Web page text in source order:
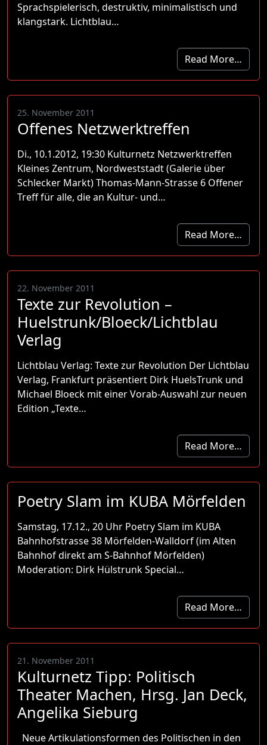
Sprachspielerisch, destruktiv, minimalistisch und
klangstark. Lichtblau…
Read More…
25. November 2011
Offenes Netzwerktreffen
Di., 10.1.2012, 19:30 Kulturnetz Netzwerktreffen
Kleines Zentrum, Nordweststadt (Galerie über
Schlecker Markt) Thomas-Mann-Strasse 6 Offener
Treff für alle, die an Kultur- und…
Read More…
22. November 2011
Texte zur Revolution –
Huelstrunk/Bloeck/Lichtblau
Verlag
Lichtblau Verlag: Texte zur Revolution Der Lichtblau
Verlag, Frankfurt präsentiert Dirk HuelsTrunk und
Michael Bloeck mit einer Vorab-Auswahl zur neuen
Edition „Texte…
Read More…
Poetry Slam im KUBA Mörfelden
Samstag, 17.12., 20 Uhr Poetry Slam im KUBA
Bahnhofstrasse 38 Mörfelden-Walldorf (im Alten
Bahnhof direkt am S-Bahnhof Mörfelden)
Moderation: Dirk Hülstrunk Special…
Read More…
21. November 2011
Kulturnetz Tipp: Politisch
Theater Machen, Hrsg. Jan Deck,
Angelika Sieburg
Neue Artikulationsformen des Politischen in den